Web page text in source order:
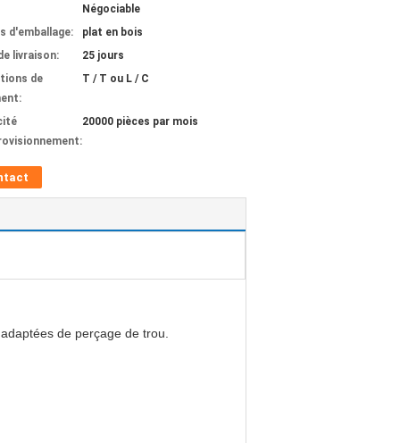
Négociable
d'emballage:
plat en bois
livraison:
25 jours
de
T / T ou L / C
20000 pièces par mois
de perçage de trou.